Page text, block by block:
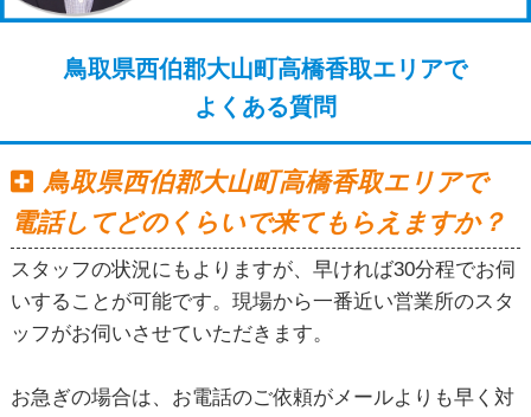
鳥取県西伯郡大山町高橋香取エリアで
よくある質問
鳥取県西伯郡大山町高橋香取エリアで
電話してどのくらいで来てもらえますか？
スタッフの状況にもよりますが、早ければ30分程でお伺
いすることが可能です。現場から一番近い営業所のスタ
ッフがお伺いさせていただきます。
お急ぎの場合は、お電話のご依頼がメールよりも早く対